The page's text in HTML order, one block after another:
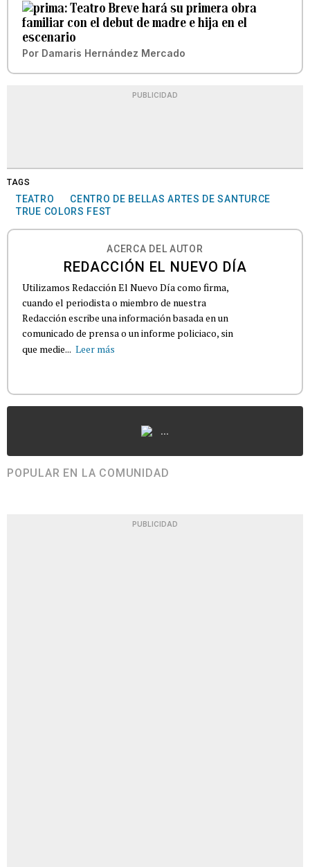
Teatro Breve hará su primera obra
familiar con el debut de madre e hija en el
escenario
Por Damaris Hernández Mercado
PUBLICIDAD
TAGS
TEATRO
CENTRO DE BELLAS ARTES DE SANTURCE
TRUE COLORS FEST
ACERCA DEL AUTOR
REDACCIÓN EL NUEVO DÍA
Utilizamos Redacción El Nuevo Día como firma,
cuando el periodista o miembro de nuestra
Redacción escribe una información basada en un
comunicado de prensa o un informe policiaco, sin
que medie... Leer más
...
POPULAR EN LA COMUNIDAD
PUBLICIDAD